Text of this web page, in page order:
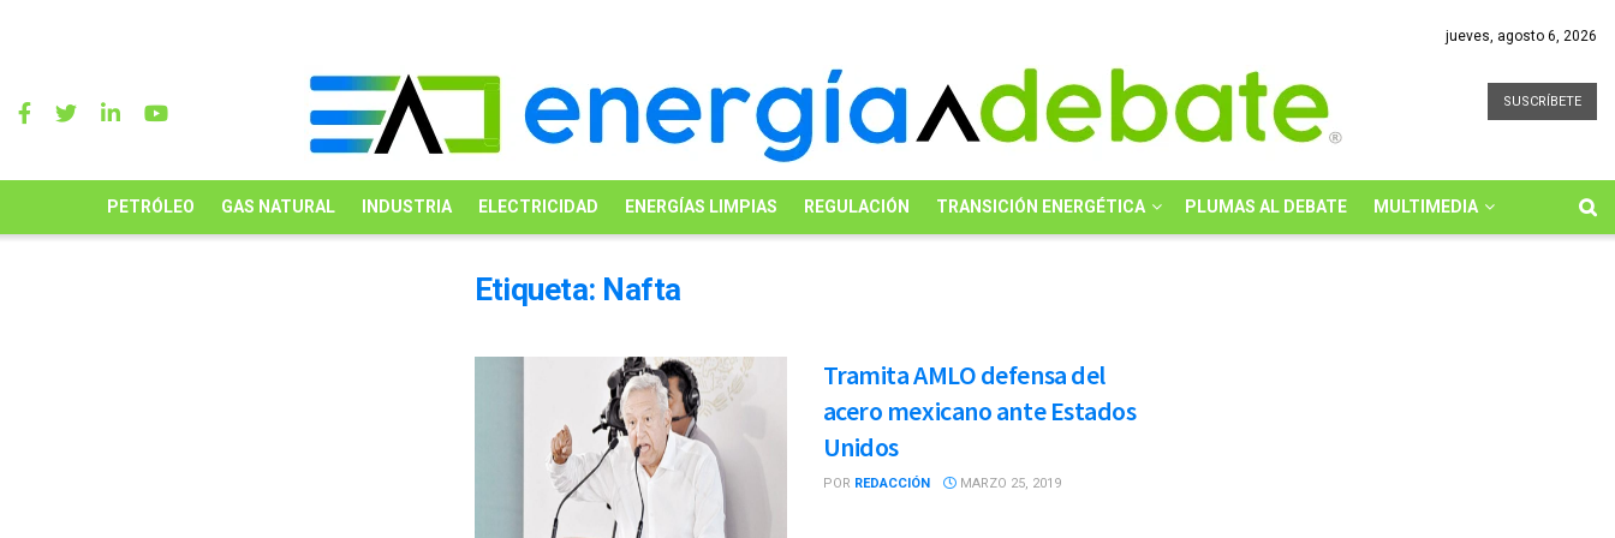
jueves, agosto 6, 2026
SUSCRÍBETE
PETRÓLEO GAS NATURAL INDUSTRIA ELECTRICIDAD ENERGÍAS LIMPIAS REGULACIÓN TRANSICIÓN ENERGÉTICA PLUMAS AL DEBATE MULTIMEDIA
Etiqueta: Nafta
Tramita AMLO defensa del
acero mexicano ante Estados
Unidos
POR REDACCIÓN MARZO 25, 2019